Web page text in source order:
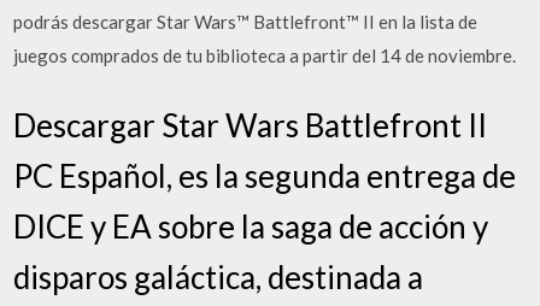
podrás descargar Star Wars™ Battlefront™ II en la lista de
juegos comprados de tu biblioteca a partir del 14 de noviembre.
Descargar Star Wars Battlefront II
PC Español, es la segunda entrega de
DICE y EA sobre la saga de acción y
disparos galáctica, destinada a